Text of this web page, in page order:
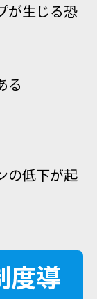
が生じる恐
る
の低下が起
度導